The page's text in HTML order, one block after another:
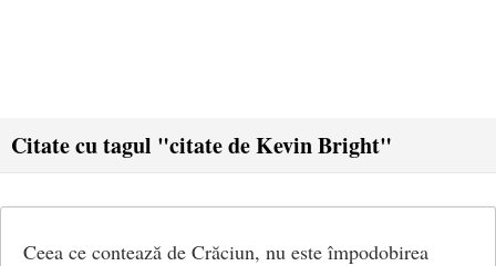
Citate cu tagul "citate de Kevin Bright"
Ceea ce contează de Crăciun, nu este împodobirea